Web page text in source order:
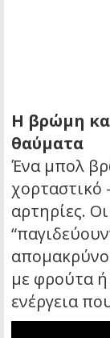
Η βρώμη
θαύματα
Ένα μπολ
χορταστικό
αρτηρίες.
με φρούτα ή
ενέργεια